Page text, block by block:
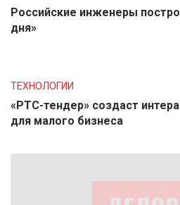
Российские инженеры
дня»
ТЕХНОЛОГИИ
«РТС-тендер» создаст
для малого бизнеса